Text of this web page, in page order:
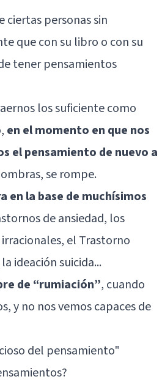
ciertas personas sin
que con su libro o con su
tener pensamientos
los suficiente como
en el momento en que nos
el pensamiento de nuevo a
se rompe.
en la base de muchísimos
de ansiedad, los
el Trastorno
ideación suicida...
de “rumiación”, cuando
y no nos vemos capaces de
del pensamiento"